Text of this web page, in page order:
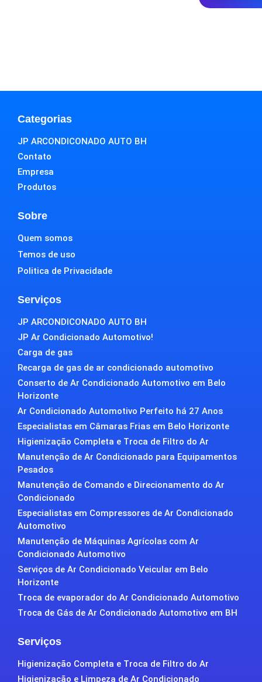
Categorias
JP ARCONDICONADO AUTO BH
Contato
Empresa
Produtos
Sobre
Quem somos
Temos de uso
Politica de Privacidade
Serviços
JP ARCONDICONADO AUTO BH
JP Ar Condicionado Automotivo!
Carga de gas
Recarga de gas de ar condicionado automotivo
Conserto de Ar Condicionado Automotivo em Belo
Horizonte
Ar Condicionado Automotivo Perfeito há 27 Anos
Especialistas em Câmaras Frias em Belo Horizonte
Higienização Completa e Troca de Filtro do Ar
Manutenção de Ar Condicionado para Equipamentos
Pesados
Manutenção de Comando e Direcionamento do Ar
Condicionado
Especialistas em Compressores de Ar Condicionado
Automotivo
Manutenção de Máquinas Agrícolas com Ar
Condicionado Automotivo
Serviços de Ar Condicionado Veicular em Belo
Horizonte
Troca de evaporador do Ar Condicionado Automotivo
Troca de Gás de Ar Condicionado Automotivo em BH
Serviços
Higienização Completa e Troca de Filtro do Ar
Higienização e Limpeza de Ar Condicionado